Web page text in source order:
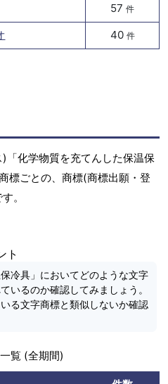
57 件
40 件
「化学物質を充てんした保温保
標ごとの、商標(商標出願・登
。
ト
冷具」においてどのような文字
いるのか確認してみましょう。
る文字商標と類似しないか確認
覧 (全期間)